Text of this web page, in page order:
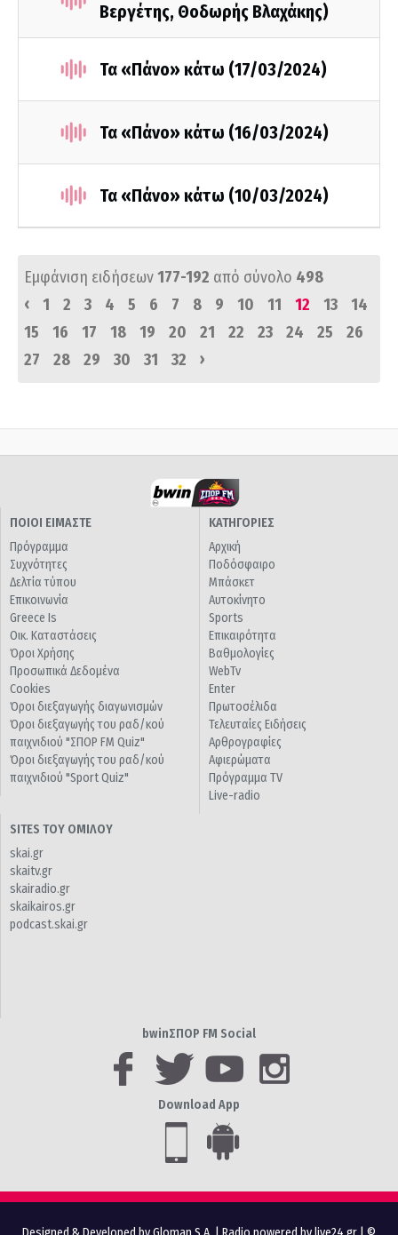
Βεργέτης, Θοδωρής Βλαχάκης)
Τα «Πάνο» κάτω (17/03/2024)
Τα «Πάνο» κάτω (16/03/2024)
Τα «Πάνο» κάτω (10/03/2024)
Εμφάνιση ειδήσεων177-192 από σύνολο 498
‹
1 2 3 4 5 6 7 8 9 10 11 12 13
14
15
16 17 18 19 20 21 22 23 24 25
26
27
28 29 30 31 32 ›
ΠΟΙΟΙ ΕΙΜΑΣΤΕ
Πρόγραμμα
Συχνότητες
Δελτία τύπου
Επικοινωνία
Greece Is
Οικ. Καταστάσεις
Όροι Χρήσης
Προσωπικά Δεδομένα
Cookies
Όροι διεξαγωγής διαγωνισμών
Όροι διεξαγωγής του ραδ/κού
παιχνιδιού "ΣΠΟΡ FM Quiz"
Όροι διεξαγωγής του ραδ/κού
παιχνιδιού "Sport Quiz"
ΚΑΤΗΓΟΡΙΕΣ
Αρχική
Ποδόσφαιρο
Μπάσκετ
Αυτοκίνητο
Sports
Επικαιρότητα
Βαθμολογίες
WebTv
Enter
Πρωτοσέλιδα
Τελευταίες Ειδήσεις
Αρθρογραφίες
Αφιερώματα
Πρόγραμμα TV
Live-radio
SITES ΤΟΥ ΟΜΙΛΟΥ
skai.gr
skaitv.gr
skairadio.gr
skaikairos.gr
podcast.skai.gr
bwinΣΠΟΡ FM Social
Download App